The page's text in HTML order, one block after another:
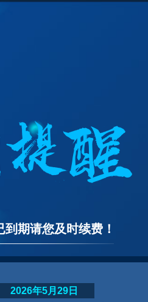
期请您及时续费！
2026年5月29日